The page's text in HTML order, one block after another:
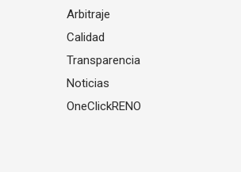
Arbitraje
Calidad
Transparencia
Noticias
OneClickRENO